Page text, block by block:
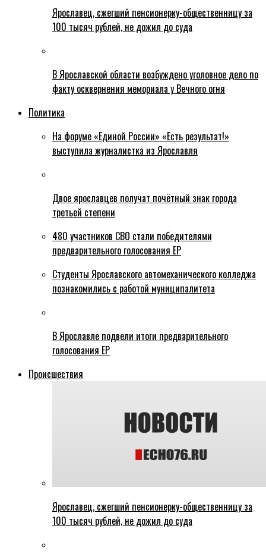
Ярославец, сжегший пенсионерку-общественницу за
100 тысяч рублей, не дожил до суда
В Ярославской области возбуждено уголовное дело по
факту осквернения мемориала у Вечного огня
Политика
На форуме «Единой России» «Есть результат!»
выступила журналистка из Ярославля
Двое ярославцев получат почётный знак города
третьей степени
480 участников СВО стали победителями
предварительного голосования ЕР
Студенты Ярославского автомеханического колледжа
познакомились с работой муниципалитета
В Ярославле подвели итоги предварительного
голосования ЕР
Происшествия
Ярославец, сжегший пенсионерку-общественницу за
100 тысяч рублей, не дожил до суда